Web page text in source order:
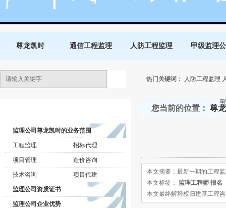
尊龙凯时 通信工程监理 人防工程监理 甲级监理
热门关键词： 人防工程监理
监理公司尊龙凯时的业务范围
工程监理 招标代理
项目管理 造价咨询
技术咨询 项目代建
监理公司资质证书
监理公司企业优势
您当前的位置： 尊
本文摘要：最新一期的工程
本文标签： 监理工程师 报名
本文最终解释权归建基工程咨